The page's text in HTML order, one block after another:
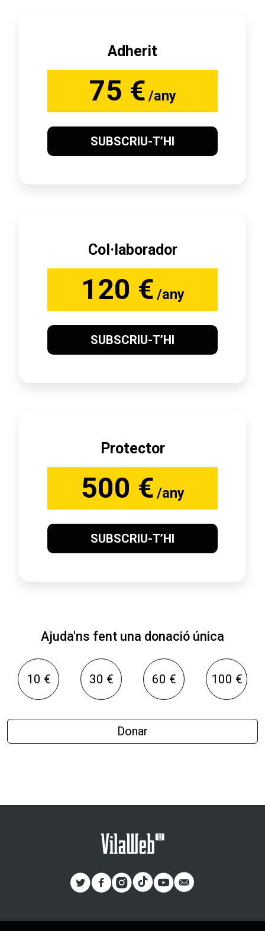
Adherit
75 € /any
SUBSCRIU-T’HI
Col·laborador
120 € /any
SUBSCRIU-T’HI
Protector
500 € /any
SUBSCRIU-T’HI
Ajuda'ns fent una donació única
10 € 30 € 60 € 100 €
Donar